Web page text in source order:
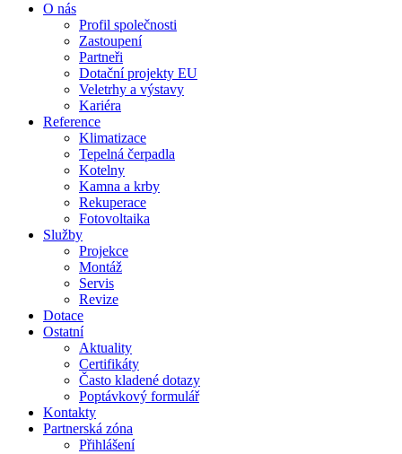
O nás
Profil společnosti
Zastoupení
Partneři
Dotační projekty EU
Veletrhy a výstavy
Kariéra
Reference
Klimatizace
Tepelná čerpadla
Kotelny
Kamna a krby
Rekuperace
Fotovoltaika
Služby
Projekce
Montáž
Servis
Revize
Dotace
Ostatní
Aktuality
Certifikáty
Často kladené dotazy
Poptávkový formulář
Kontakty
Partnerská zóna
Přihlášení